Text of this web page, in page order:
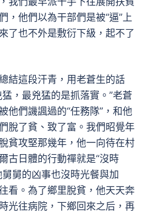
，他們以為干部們是被“逼”上
了也不外是敷衍下級，起不了
結這段汗青，用老蒼生的話
，最兇猛的是抓落實。”老蒼
他們譏諷過的“任務隊”，和他
脫了貧、致了富。我們昭覺年
貧攻堅那幾年，他一向待在村
古日體的行動禪就是“沒時
舅的凶事也沒時光餐與加
看。為了鄉里脫貧，他天天奔
光往病院，下鄉回來之后，再